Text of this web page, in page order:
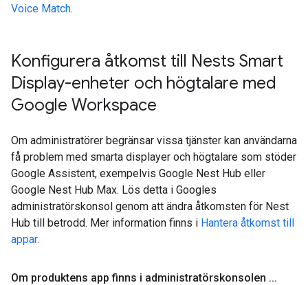
Voice Match.
Konfigurera åtkomst till Nests Smart
Display-enheter och högtalare med
Google Workspace
Om administratörer begränsar vissa tjänster kan användarna
få problem med smarta displayer och högtalare som stöder
Google Assistent, exempelvis Google Nest Hub eller
Google Nest Hub Max. Lös detta i Googles
administratörskonsol genom att ändra åtkomsten för Nest
Hub till betrodd. Mer information finns i Hantera åtkomst till
appar.
Om produktens app finns i administratörskonsolen ...